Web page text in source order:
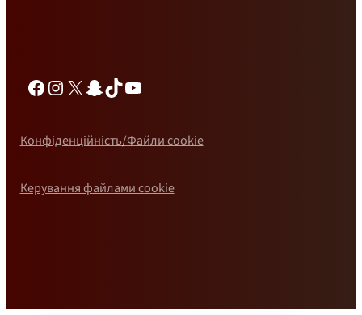
Конфіденційність/Файли cookie
Керування файлами cookie
Фейсбук
Інстаграм
Х Снепчат
ТікТокYouTube